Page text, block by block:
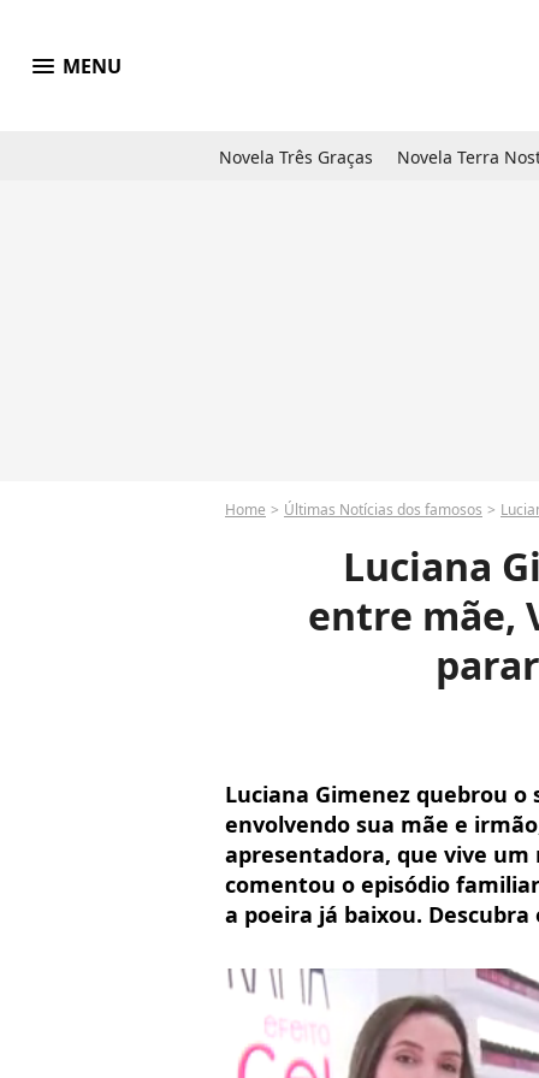
menu MENU
Novela Três Graças Novela Terra
Home Últimas Notícias dos famosos
Luciana
entre mãe,
Luciana Gimenez quebrou
envolvendo sua mãe e
apresentadora, que vive
comentou o episódio
a poeira já baixou.